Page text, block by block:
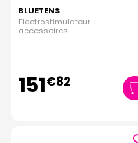
BLUETENS
Electrostimulateur +
accessoires
151€82